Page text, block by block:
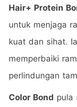
Hair+ Protein
untuk menjaga
kuat dan sihat.
memperbaiki
perlindungan
Color Bond pula